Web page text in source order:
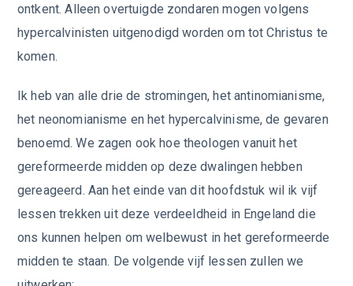
ontkent. Alleen overtuigde zondaren mogen volgens
hypercalvinisten uitgenodigd worden om tot Christus te
komen.
Ik heb van alle drie de stromingen, het antinomianisme,
het neonomianisme en het hypercalvinisme, de gevaren
benoemd. We zagen ook hoe theologen vanuit het
gereformeerde midden op deze dwalingen hebben
gereageerd. Aan het einde van dit hoofdstuk wil ik vijf
lessen trekken uit deze verdeeldheid in Engeland die
ons kunnen helpen om welbewust in het gereformeerde
midden te staan. De volgende vijf lessen zullen we